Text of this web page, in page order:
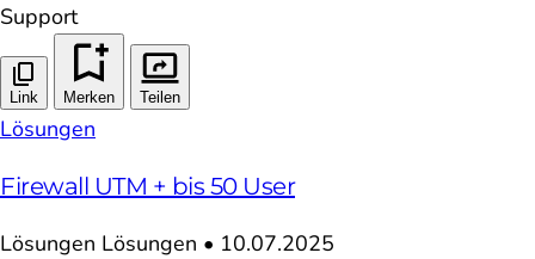
Support
Link Merken Teilen
Lösungen
Firewall UTM + bis 50 User
Lösungen Lösungen • 10.07.2025